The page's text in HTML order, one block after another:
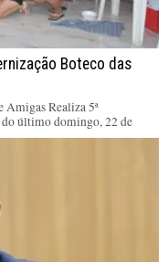
Boteco das
Realiza 5ª
último domingo, 22 de